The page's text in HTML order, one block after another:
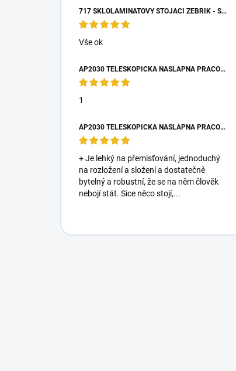
717 SKLOLAMINÁTOVÝ STOJACÍ ŽEBŘÍK - SCHŮDKY 4 STUPNĚ
Vše ok
AP2030 TELESKOPICKÁ NÁŠLAPNÁ PRACOVNÍ PLOŠINA
1
AP2030 TELESKOPICKÁ NÁŠLAPNÁ PRACOVNÍ PLOŠINA
+ Je lehký na přemisťování, jednoduchý
na rozložení a složení a dostatečně
bytelný a robustní, že se na něm člověk
nebojí stát. Sice něco stojí,...